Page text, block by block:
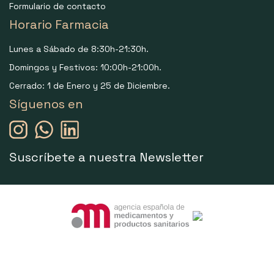
Formulario de contacto
Horario Farmacia
Lunes a Sábado de 8:30h-21:30h.
Domingos y Festivos: 10:00h-21:00h.
Cerrado: 1 de Enero y 25 de Diciembre.
Síguenos en
Suscríbete a nuestra Newsletter